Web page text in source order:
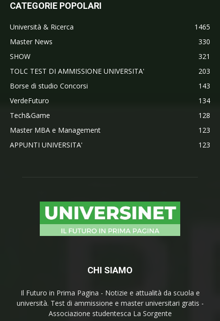
CATEGORIE POPOLARI
Università & Ricerca
1465
Master News
330
SHOW
321
TOLC TEST DI AMMISSIONE UNIVERSITA'
203
Borse di studio Concorsi
143
VerdeFuturo
134
Tech&Game
128
Master MBA e Management
123
APPUNTI UNIVERSITA'
123
CHI SIAMO
Il Futuro in Prima Pagina - Notizie e attualità da scuola e
università. Test di ammissione e master universitari gratis -
Associazione studentesca La Sorgente